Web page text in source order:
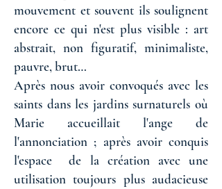
mouvement et souvent ils soulignent
encore ce qui n'est plus visible : art
abstrait, non figuratif, minimaliste,
pauvre, brut…
Après nous avoir convoqués avec les
saints dans les jardins surnaturels où
Marie accueillait l'ange de
l'annonciation ; après avoir conquis
l'espace de la création avec une
utilisation toujours plus audacieuse